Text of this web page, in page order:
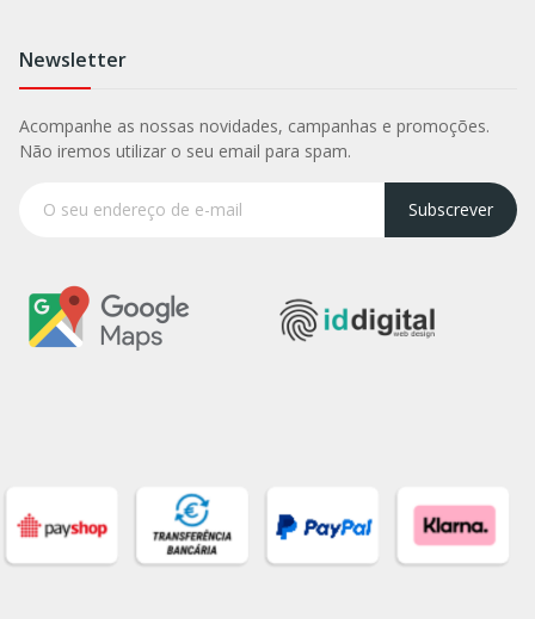
Newsletter
Acompanhe as nossas novidades, campanhas e promoções.
Não iremos utilizar o seu email para spam.
Subscrever